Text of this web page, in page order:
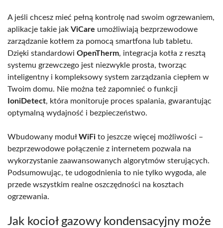
A jeśli chcesz mieć pełną kontrolę nad swoim ogrzewaniem,
aplikacje takie jak ViCare umożliwiają bezprzewodowe
zarządzanie kotłem za pomocą smartfona lub tabletu.
Dzięki standardowi OpenTherm, integracja kotła z resztą
systemu grzewczego jest niezwykle prosta, tworząc
inteligentny i kompleksowy system zarządzania ciepłem w
Twoim domu. Nie można też zapomnieć o funkcji
IoniDetect, która monitoruje proces spalania, gwarantując
optymalną wydajność i bezpieczeństwo.
Wbudowany modułWiFi to jeszcze więcej możliwości –
bezprzewodowe połączenie z internetem pozwala na
wykorzystanie zaawansowanych algorytmów sterujących.
Podsumowując, te udogodnienia to nie tylko wygoda, ale
przede wszystkim realne oszczędności na kosztach
ogrzewania.
Jak kocioł gazowy kondensacyjny może